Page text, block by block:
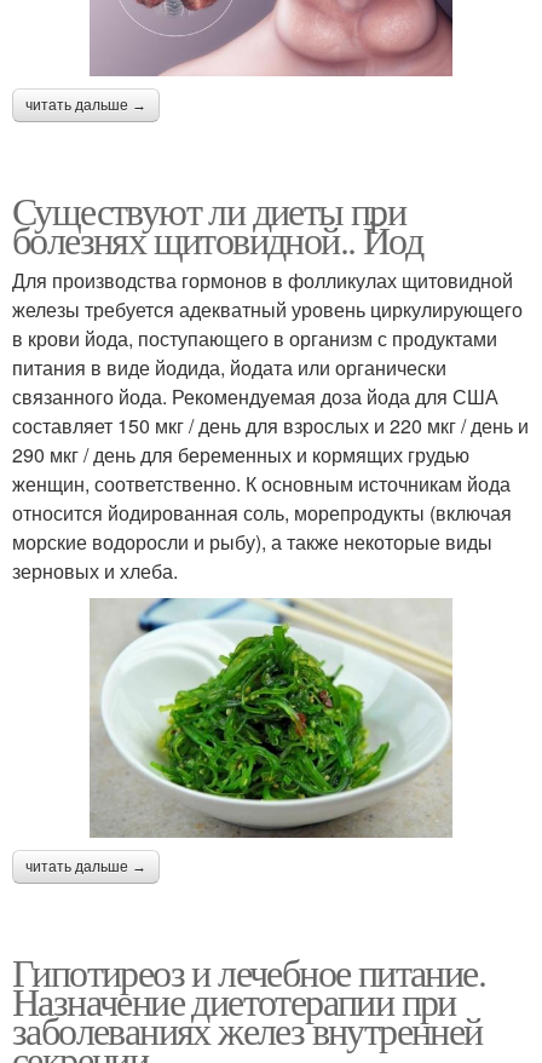
читать дальше →
Существуют ли диеты при
болезнях щитовидной.. Йод
Для производства гормонов в фолликулах щитовидной
железы требуется адекватный уровень циркулирующего
в крови йода, поступающего в организм с продуктами
питания в виде йодида, йодата или органически
связанного йода. Рекомендуемая доза йода для США
составляет 150 мкг / день для взрослых и 220 мкг / день и
290 мкг / день для беременных и кормящих грудью
женщин, соответственно. К основным источникам йода
относится йодированная соль, морепродукты (включая
морские водоросли и рыбу), а также некоторые виды
зерновых и хлеба.
читать дальше →
Гипотиреоз и лечебное питание.
Назначение диетотерапии при
заболеваниях желез внутренней